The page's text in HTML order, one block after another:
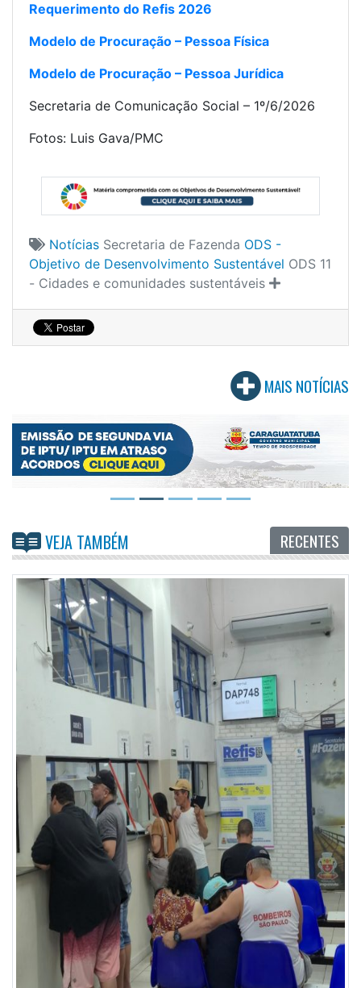
Requerimento do Refis 2026
Modelo de Procuração – Pessoa Física
Modelo de Procuração – Pessoa Jurídica
Secretaria de Comunicação Social – 1º/6/2026
Fotos: Luis Gava/PMC
Notícias Secretaria de Fazenda ODS -
Objetivo de Desenvolvimento Sustentável ODS 11
- Cidades e comunidades sustentáveis
MAIS NOTÍCIAS
VEJA TAMBÉM RECENTES